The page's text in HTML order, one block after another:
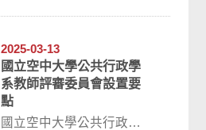
2025-03-13
國立空中大學公共行政學
系教師評審委員會設置要
點
國立空中大學公共行政學